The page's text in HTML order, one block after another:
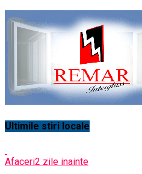
Ultimile stiri locale
Afaceri2 zile inainte